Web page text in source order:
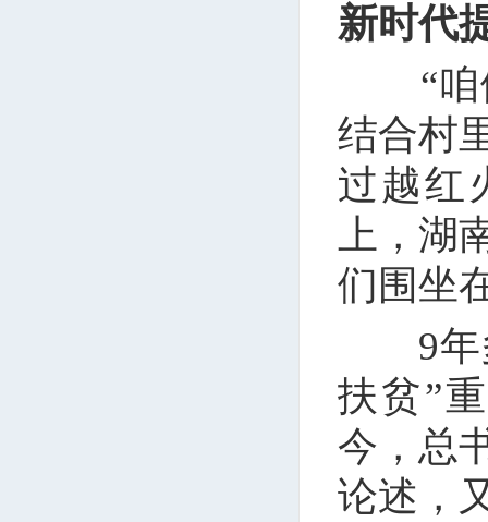
新时代
“咱们
结合村
过越红
上，湖
们围坐
9年多
扶贫”
今，总
论述，